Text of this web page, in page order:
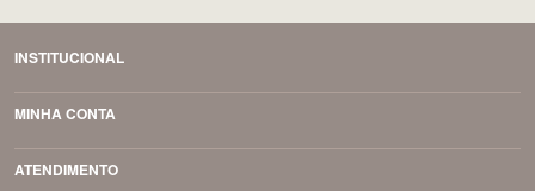
INSTITUCIONAL
MINHA CONTA
ATENDIMENTO